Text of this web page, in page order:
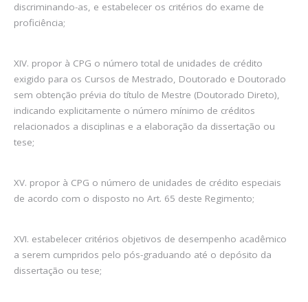
discriminando-as, e estabelecer os critérios do exame de
proficiência;
XIV. propor à CPG o número total de unidades de crédito
exigido para os Cursos de Mestrado, Doutorado e Doutorado
sem obtenção prévia do título de Mestre (Doutorado Direto),
indicando explicitamente o número mínimo de créditos
relacionados a disciplinas e a elaboração da dissertação ou
tese;
XV. propor à CPG o número de unidades de crédito especiais
de acordo com o disposto no Art. 65 deste Regimento;
XVI. estabelecer critérios objetivos de desempenho acadêmico
a serem cumpridos pelo pós-graduando até o depósito da
dissertação ou tese;